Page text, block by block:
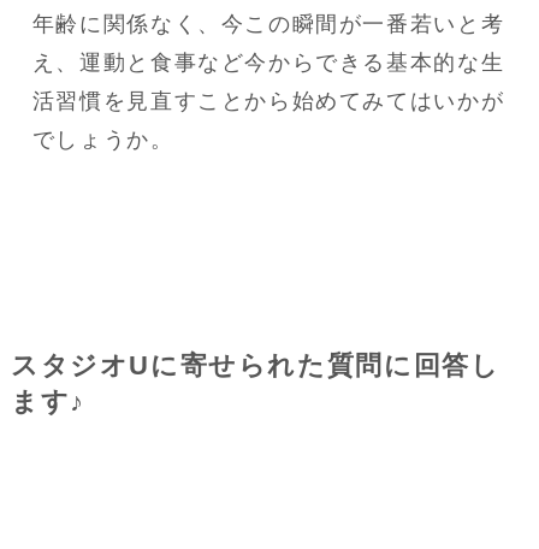
年齢に関係なく、今この瞬間が一番若いと考
え、運動と食事など今からできる基本的な生
活習慣を見直すことから始めてみてはいかが
でしょうか。
スタジオUに寄せられた質問に回答し
ます♪